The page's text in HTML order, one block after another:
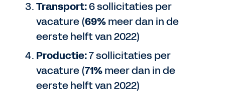
Transport:6 sollicitaties per
vacature (69%meer dan in de
eerste helft van 2022)
Productie:7 sollicitaties per
vacature (71%meer dan in de
eerste helft van 2022)